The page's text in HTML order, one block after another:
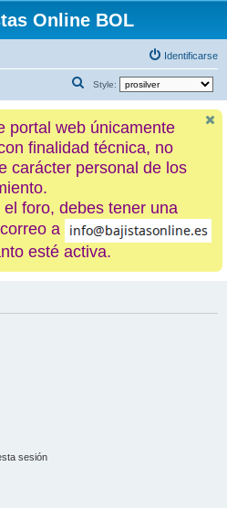
Online BOL
Identificarse
Style:
u
c
a
portal web únicamente
finalidad técnica, no
carácter personal de los
foro, debes tener una
a
esté activa.
sesión